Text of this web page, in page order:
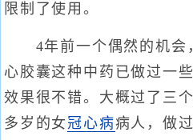
限制了使用。
4年前一个偶然的机会
心胶囊这种中药已做过一
效果很不错。大概过了三
多岁的女 冠心病病人，做